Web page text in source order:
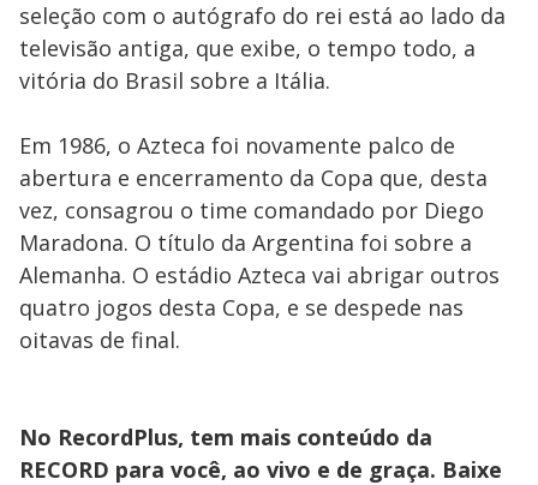
seleção com o autógrafo do rei está ao lado da
televisão antiga, que exibe, o tempo todo, a
vitória do Brasil sobre a Itália.
Em 1986, o Azteca foi novamente palco de
abertura e encerramento da Copa que, desta
vez, consagrou o time comandado por Diego
Maradona. O título da Argentina foi sobre a
Alemanha. O estádio Azteca vai abrigar outros
quatro jogos desta Copa, e se despede nas
oitavas de final.
No RecordPlus, tem mais conteúdo da
RECORD para você, ao vivo e de graça. Baixe